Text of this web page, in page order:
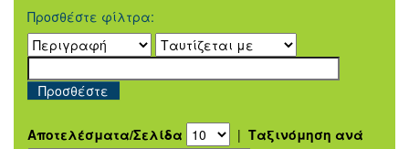
Προσθέστε φίλτρα:
Αποτελέσματα/Σελίδα | Ταξινόμηση ανά